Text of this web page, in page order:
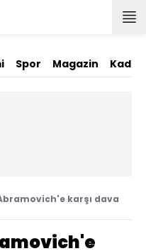
Spor Magazin Kadın
karşı dava